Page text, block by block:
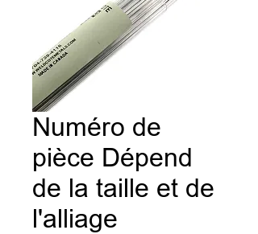
Numéro de
pièce Dépend
de la taille et de
l'alliage